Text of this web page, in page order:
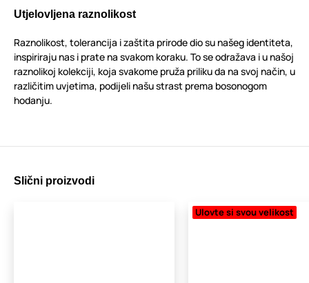
Utjelovljena raznolikost
Raznolikost, tolerancija i zaštita prirode dio su našeg identiteta,
inspiriraju nas i prate na svakom koraku. To se odražava i u našoj
raznolikoj kolekciji, koja svakome pruža priliku da na svoj način, u
različitim uvjetima, podijeli našu strast prema bosonogom
hodanju.
Slični proizvodi
Ulovte si svou velikost